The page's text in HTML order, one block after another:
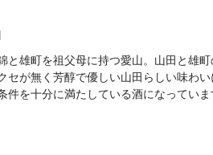
と雄町を祖父母に持つ愛山。山田と雄
セが無く芳醇で優しい山田らしい味わ
件を十分に満たしている酒になってい